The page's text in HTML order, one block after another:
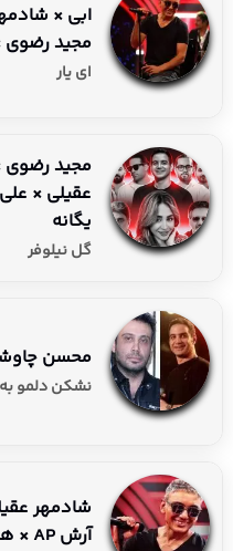
ابی ×
مجید رضوی
ای یار
مجید رضوی
عقیلی ×
یگانه
گل نیلوفر
محسن
نشکن دلمو
شادمهر
آرش AP × هوروش بند × حامیم